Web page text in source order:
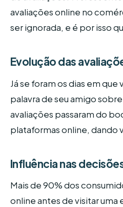
avaliações online no
ser ignorada, e é por isso
Evolução das
Já se foram os dias em
palavra de seu amigo
avaliações passaram do
plataformas online, dando
Influência nas
Mais de 90% dos
online antes de visitar uma